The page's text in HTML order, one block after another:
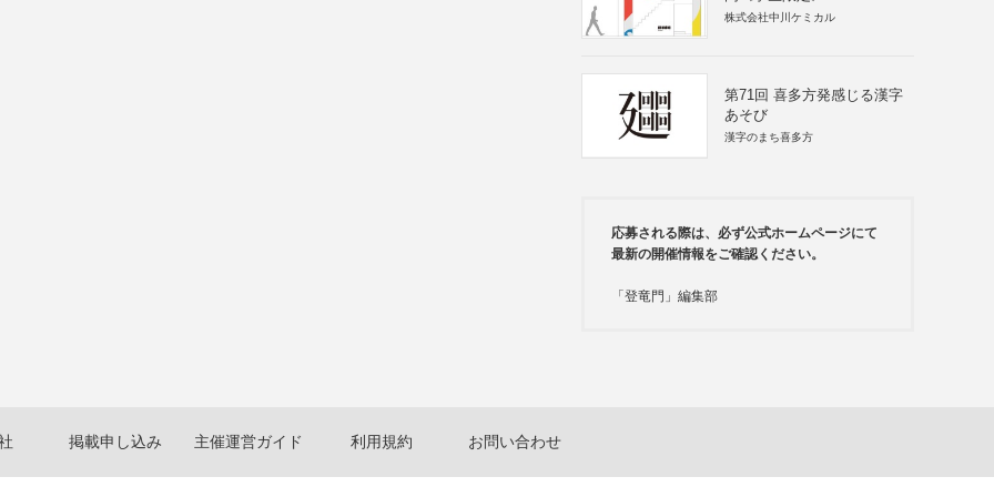
株式会社中川ケミカル
第71回 喜多方発感じる漢字
あそび
漢字のまち喜多方
応募される際は、必ず公式ホームページにて
最新の開催情報をご確認ください。
「登竜門」編集部
掲載申し込み 主催運営ガイド 利用規約 お問い合わせ